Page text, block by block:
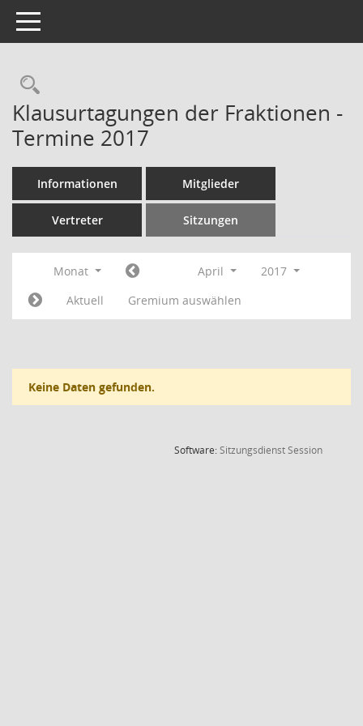
Toggle navigation
Rechercheauswahl
Klausurtagungen der Fraktionen -
Termine 2017
Informationen Mitglieder
Vertreter Sitzungen
Monat April
2017
Aktuell
Gremium auswählen
Keine Daten gefunden.
Software:SitzungsdienstSession(Wird in